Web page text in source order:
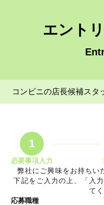
エント
コンビニの店長候補スタ
1
必要事項入力
弊社にご興味をお持ちい
下記をご入力の上、「入
て
応募職種